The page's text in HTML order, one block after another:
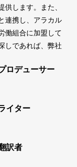
します。また、
連携し、アラカル
働組合に加盟して
しであれば、弊社
ロデューサー
イター
訳者